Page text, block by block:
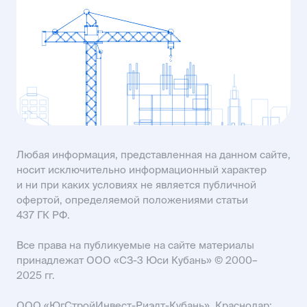
MAIL61@USIMAIL.RU
KISLOVODSK@USIMAIL.RU
пр-кт Строителей, 93А
SALES61@USIMAIL.RU
Любая информация, представленная на данном сайте,
носит исключительно информационный характер
и ни при каких условиях не является публичной
офертой, определяемой положениями статьи
437 ГК РФ.
Все права на публикуемые на сайте материалы
принадлежат ООО «СЗ-3 Юси Кубань» © 2000–
2025 гг.